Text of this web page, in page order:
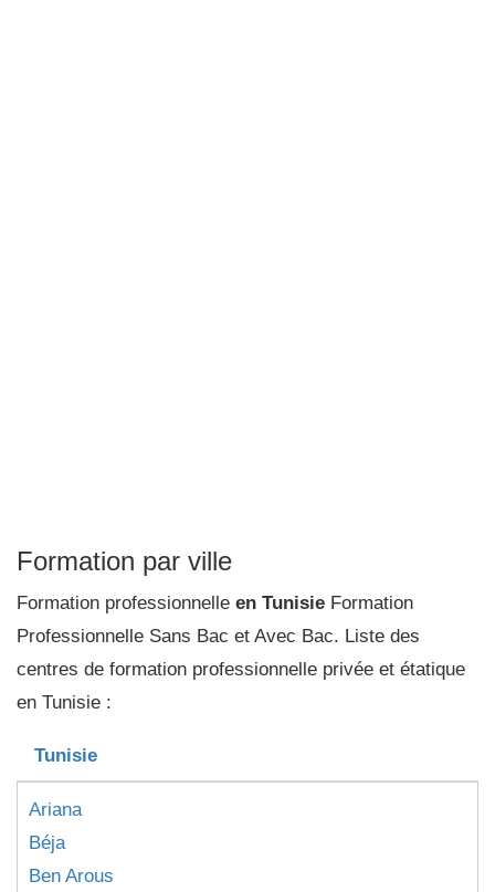
Formation par ville
Formation professionnelle en Tunisie Formation
Professionnelle Sans Bac et Avec Bac. Liste des
centres de formation professionnelle privée et étatique
en Tunisie :
Tunisie
Ariana
Béja
Ben Arous